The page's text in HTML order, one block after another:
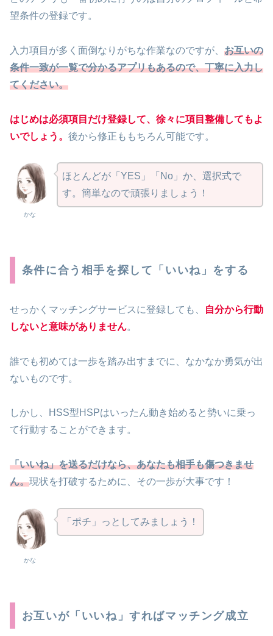
望条件の登録です。
入力項目が多く面倒なりがちな作業なのですが、 お互いの
条件一致が一覧で分かるアプリもあるので、丁寧に入力し
てください。
はじめは必須項目だけ登録して、徐々に項目整備してもよ
いでしょう。 後から修正ももちろん可能です。
かな
ほとんどが「YES」「No」か、選択式で
す。簡単なので頑張りましょう！
条件に合う相手を探して「いいね」をする
せっかくマッチングサービスに登録しても、
自分から行動
しないと意味がありません。
誰でも初めては一歩を踏み出すまでに、なかなか勇気が出
ないものです。
しかし、HSS型HSPはいったん動き始めると勢いに乗っ
て行動することができます。
「いいね」を送るだけなら、あなたも相手も傷つきませ
ん。現状を打破するために、その一歩が大事です！
かな
「ポチ」っとしてみましょう！
お互いが「いいね」すればマッチング成立